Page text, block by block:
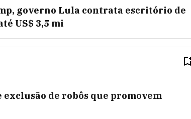
governo Lula contrata escritório de
US$ 3,5 mi
exclusão de robôs que promovem